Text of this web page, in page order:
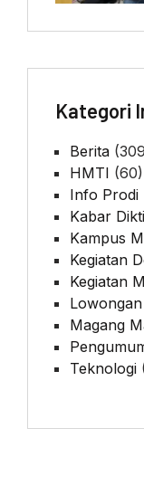
Kategori
Berita
HMTI (60)
Info Prodi
Kabar Dikti
Kampus
Kegiatan
Kegiatan
Magang
Teknologi